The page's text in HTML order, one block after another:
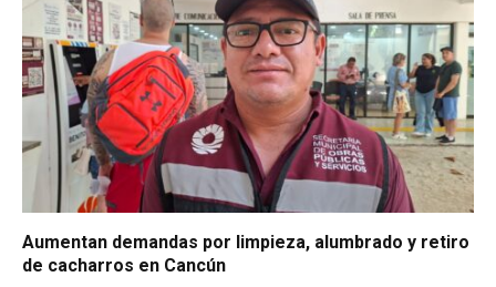
Aumentan demandas por limpieza, alumbrado y retiro
de cacharros en Cancún